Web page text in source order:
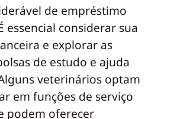
de empréstimo
essencial considerar sua
e explorar as
de estudo e ajuda
veterinários optam
em funções de serviço
podem oferecer